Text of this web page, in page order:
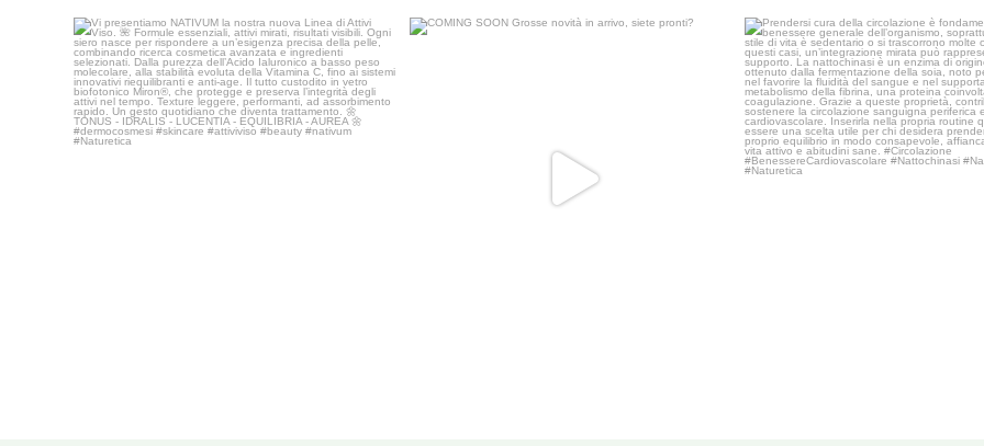
Vi presentiamo NATIVUM la nostra nuova Linea di...
40 3
Prendersi cura della circolazione è
19 0